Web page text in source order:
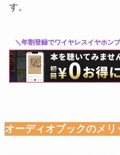
す。
＼年割登録でワイヤレスイヤホン
オーディオブックのメリ